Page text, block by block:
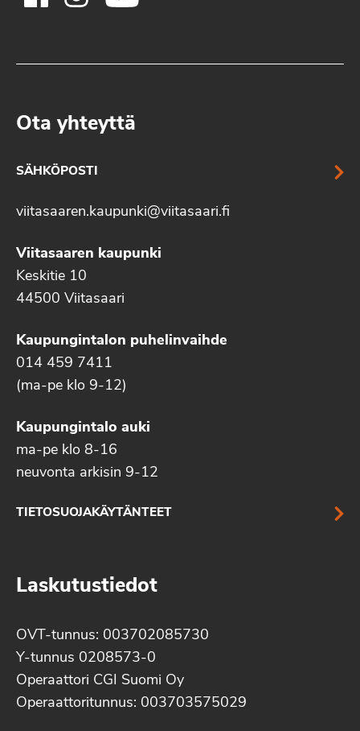
Ota yhteyttä
SÄHKÖPOSTI
viitasaaren.kaupunki@viitasaari.fi
Viitasaaren kaupunki
Keskitie 10
44500 Viitasaari
Kaupungintalon puhelinvaihde
014 459 7411
(ma-pe klo 9-12)
Kaupungintalo auki
ma-pe klo 8-16
neuvonta arkisin 9-12
TIETOSUOJAKÄYTÄNTEET
Laskutustiedot
OVT-tunnus: 003702085730
Y-tunnus 0208573-0
Operaattori CGI Suomi Oy
Operaattoritunnus: 003703575029